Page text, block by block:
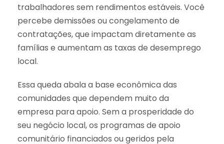
trabalhadores sem rendimentos estáveis. Você
percebe demissões ou congelamento de
contratações, que impactam diretamente as
famílias e aumentam as taxas de desemprego
local.
Essa queda abala a base econômica das
comunidades que dependem muito da
empresa para apoio. Sem a prosperidade do
seu negócio local, os programas de apoio
comunitário financiados ou geridos pela